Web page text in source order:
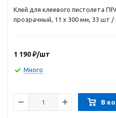
Клей для клеевого пистолета
прозрачный, 11 х 300 мм, 33 шт /
1 190₽/шт
Много
В